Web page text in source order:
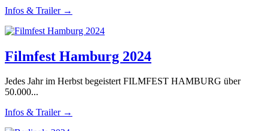
Infos & Trailer →
Filmfest Hamburg 2024
Jedes Jahr im Herbst begeistert FILMFEST HAMBURG über
50.000...
Infos & Trailer →